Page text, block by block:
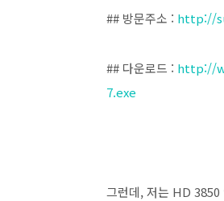
## 방문주소 : http://
## 다운로드 : http://
7.exe
그런데, 저는 HD 3850